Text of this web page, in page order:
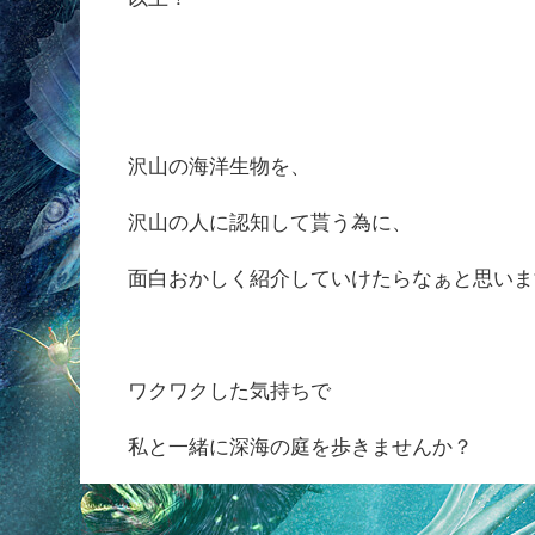
沢山の海洋生物を、
沢山の人に認知して貰う為に、
面白おかしく紹介していけたらなぁと思い
ワクワクした気持ちで
私と一緒に深海の庭を歩きませんか？